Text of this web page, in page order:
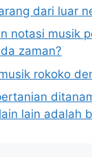
dari luar
notasi musik
zaman?
rokoko
lain adalah